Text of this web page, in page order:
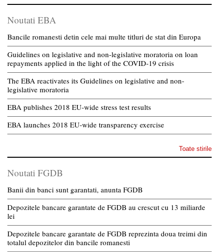
Noutati EBA
Bancile romanesti detin cele mai multe titluri de stat din Europa
Guidelines on legislative and non-legislative moratoria on loan
repayments applied in the light of the COVID-19 crisis
The EBA reactivates its Guidelines on legislative and non-
legislative moratoria
EBA publishes 2018 EU-wide stress test results
EBA launches 2018 EU-wide transparency exercise
Toate stirile
Noutati FGDB
Banii din banci sunt garantati, anunta FGDB
Depozitele bancare garantate de FGDB au crescut cu 13 miliarde
lei
Depozitele bancare garantate de FGDB reprezinta doua treimi din
totalul depozitelor din bancile romanesti